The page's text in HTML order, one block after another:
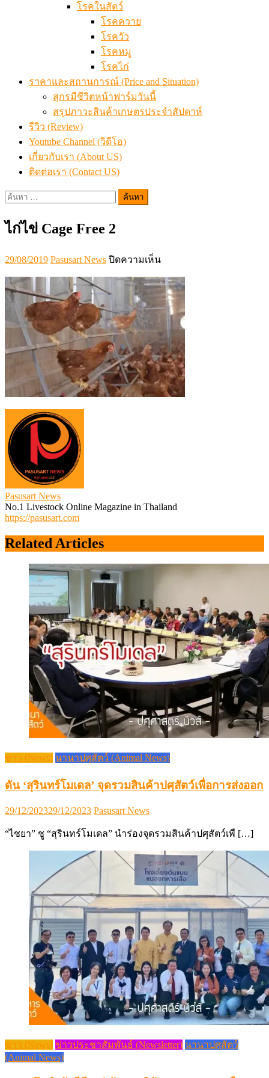
โรคในสัตว์
โรคควาย
โรควัว
โรคหมู
โรคไก่
ราคาและสถานการณ์ (Price and Situation)
สุกรมีชีวิตหน้าฟาร์มวันนี้
สรุปภาวะสินค้าเกษตรประจำสัปดาห์
รีวิว (Review)
Youtube Channel (วิดีโอ)
เกี่ยวกับเรา (About US)
ติดต่อเรา (Contact US)
ค้นหา
ไก่ไข่ Cage Free 2
Posted
on
29/08/2019 Author
Pasusart News ปิดความเห็นบน
ไข่
Cage
Free
Pasusart News
No.1 Livestock Online Magazine in Thailand
https://pasusart.com
Related Articles
ข่าว (News) นานาปศุสัตว์ (Animal News)
ดัน ‘สุรินทร์โมเดล’ จุดรวมสินค้าปศุสัตว์เพื่อการส่งออก
Posted
29/12/202329/12/2023 Author
Pasusart News
“ไชยา” ชู “สุรินทร์โมเดล” นำร่องจุดรวมสินค้าปศุสัตว์เพื […]
ข่าว (News) ข่าวประชาสัมพันธ์ (Newsletter) นานาปศุสัตว์
(Animal News)